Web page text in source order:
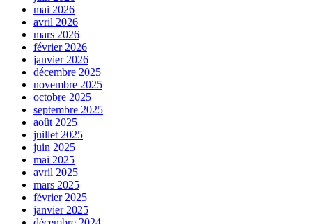
mai 2026
avril 2026
mars 2026
février 2026
janvier 2026
décembre 2025
novembre 2025
octobre 2025
septembre 2025
août 2025
juillet 2025
juin 2025
mai 2025
avril 2025
mars 2025
février 2025
janvier 2025